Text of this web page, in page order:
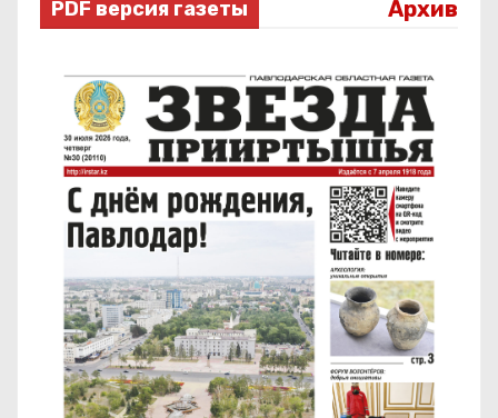
PDF версия газеты Архив